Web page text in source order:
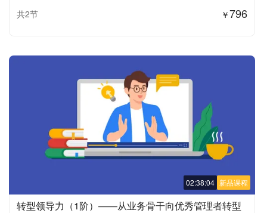
共2节
￥796
新品课程
02:38:04
转型领导力（1阶）——从业务骨干向优秀管理者转型